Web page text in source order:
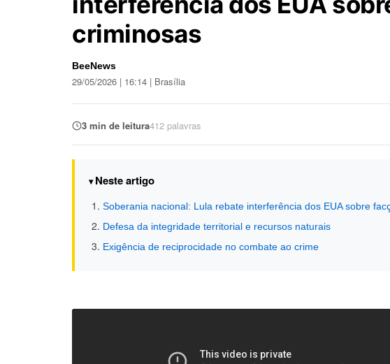
criminosas
BeeNews
29/05/2026 | 16:14 | Brasília
3 min de leitura412 palavras
Neste artigo
Soberania nacional: Lula rebate interferência dos EUA sobre
Defesa da integridade territorial e recursos naturais
Exigência de reciprocidade no combate ao crime